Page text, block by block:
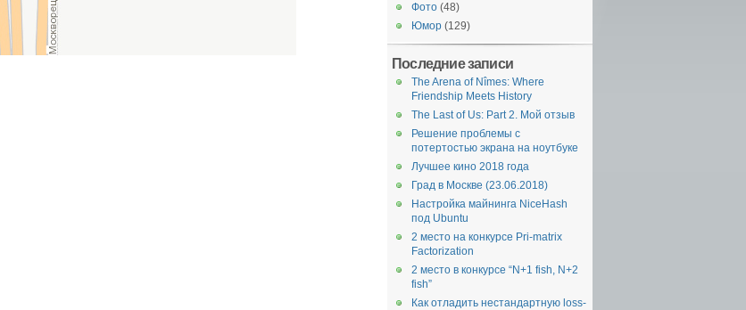
Фото (48)
Юмор (129)
Последние записи
The Arena of Nîmes: Where
Friendship Meets History
The Last of Us: Part 2. Мой отзыв
Решение проблемы с
потертостью экрана на ноутбуке
Лучшее кино 2018 года
Град в Москве (23.06.2018)
Настройка майнинга NiceHash
под Ubuntu
2 место на конкурсе Pri-matrix
Factorization
2 место в конкурсе “N+1 fish, N+2
fish”
Как отладить нестандартную loss-